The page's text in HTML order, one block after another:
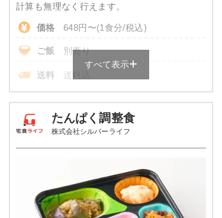
白滝と蒲鉾の煮物
栄養素
-
※メニューの補足
-
ソーセージのポトフ風
しっとり卯の花
計算も無理なく行えます。
価格 648円〜(1食分/税込)
ご飯 別売り
送料 送料込
各店舗によって価格は異なります。
糖質カロリー調整食の栄養素例
カロリー 170kcal
塩分 1.8g
すべて表示
たんぱく調整食
株式会社シルバーライフ